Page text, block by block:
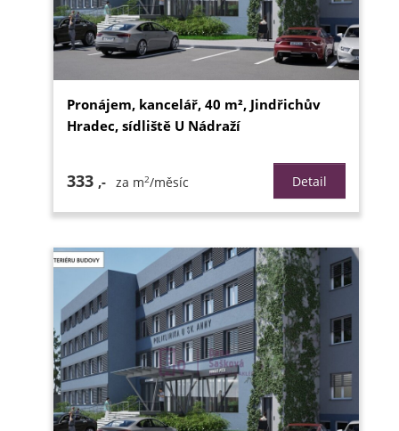
Pronájem, kancelář, 40 m², Jindřichův
Hradec, sídliště U Nádraží
333 ,- za m2/měsíc Detail